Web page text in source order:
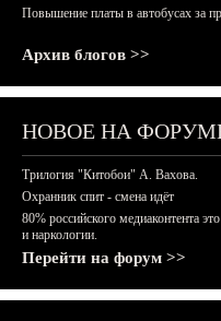
Повышение платы в автобусах за
Архив блогов >>
НОВОЕ НА
Трилогия "Китобои" А. Вахова.
Охранник спит - смена идёт
80% российского медиаконтента
и наркологии.
Перейти на форум >>